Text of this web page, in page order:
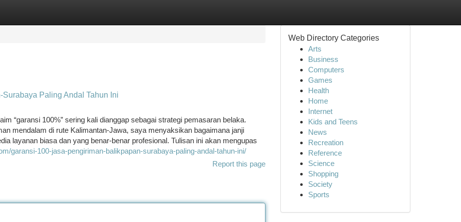
Paling Andal Tahun Ini
“garansi 100%” sering kali dianggap sebagai strategi pemasaran belaka.
mendalam di rute Kalimantan-Jawa, saya menyaksikan bagaimana janji
layanan biasa dan yang benar-benar profesional. Tulisan ini akan mengupas
garansi-100-jasa-pengiriman-balikpapan-surabaya-paling-andal-tahun-ini/
Report this page
Web Directory Categories
Arts
Business
Computers
Games
Health
Home
Internet
Kids and Teens
News
Recreation
Reference
Science
Shopping
Society
Sports